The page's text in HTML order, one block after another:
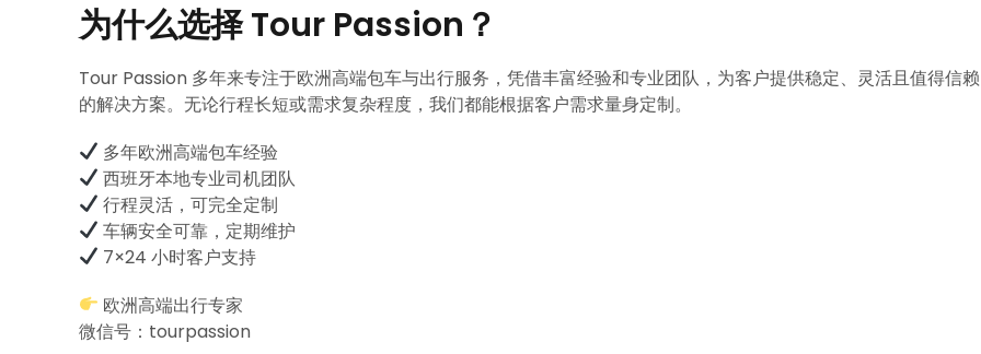
为什么选择 Tour Passion？
Tour Passion 多年来专注于欧洲高端包车与出行服务，凭借丰富经验和专业团队，为客户提供稳定、灵活且值得信赖
的解决方案。无论行程长短或需求复杂程度，我们都能根据客户需求量身定制。
多年欧洲高端包车经验
西班牙本地专业司机团队
行程灵活，可完全定制
车辆安全可靠，定期维护
7×24 小时客户支持
欧洲高端出行专家
微信号：tourpassion